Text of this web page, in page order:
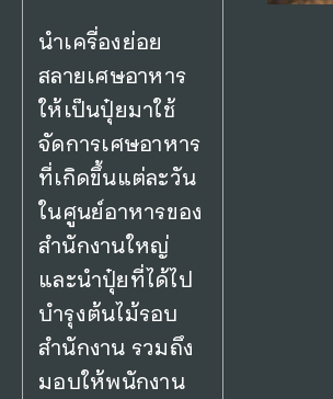
นำเครื่องย่อย
สลายเศษอาหาร
ให้เป็นปุ๋ยมาใช้
จัดการเศษอาหาร
ที่เกิดขึ้นแต่ละวัน
ในศูนย์อาหารของ
สำนักงานใหญ่
และนำปุ๋ยที่ได้ไป
บำรุงต้นไม้รอบ
สำนักงาน รวมถึง
มอบให้พนักงาน